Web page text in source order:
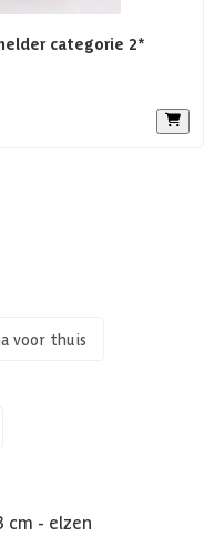
Elementsauna
categorie 2*
voor thuis
cm - elzen